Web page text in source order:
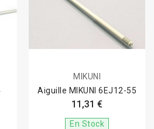
MIKUNI
Aiguille MIKUNI 6EJ12-55
11,31 €
En Stock